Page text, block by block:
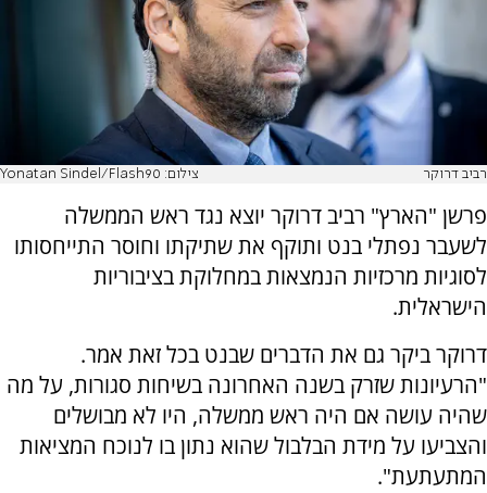
רביב דרוקר צילום: Yonatan Sindel/Flash90
פרשן "הארץ" רביב דרוקר יוצא נגד ראש הממשלה
לשעבר נפתלי בנט ותוקף את שתיקתו וחוסר התייחסותו
לסוגיות מרכזיות הנמצאות במחלוקת בציבוריות
הישראלית.
דרוקר ביקר גם את הדברים שבנט בכל זאת אמר.
"הרעיונות שזרק בשנה האחרונה בשיחות סגורות, על מה
שהיה עושה אם היה ראש ממשלה, היו לא מבושלים
והצביעו על מידת הבלבול שהוא נתון בו לנוכח המציאות
המתעתעת".